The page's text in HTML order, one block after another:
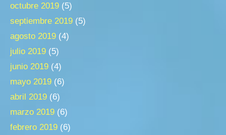
octubre 2019 (5)
septiembre 2019 (5)
agosto 2019 (4)
julio 2019 (5)
junio 2019 (4)
mayo 2019 (6)
abril 2019 (6)
marzo 2019 (6)
febrero 2019 (6)